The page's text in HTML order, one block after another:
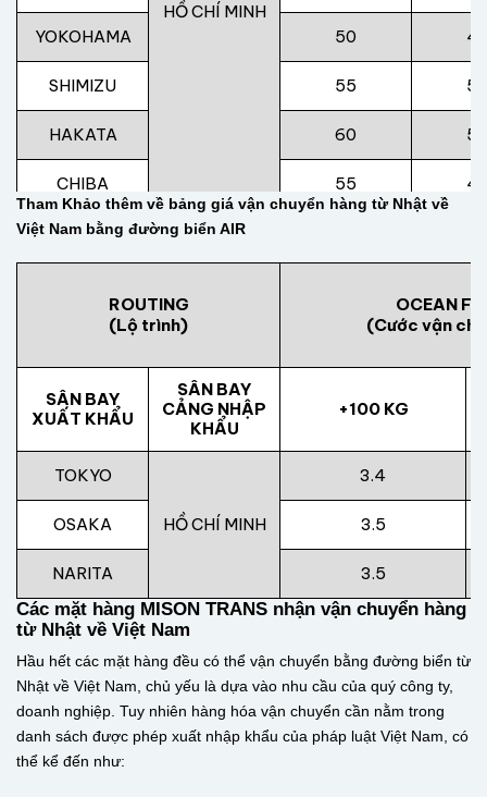
HỒ CHÍ MINH
YOKOHAMA 50
SHIMIZU 55 50
HAKATA 60 50
CHIBA 55
Tham Khảo thêm về bảng giá vận chuyển hàng từ Nhật về
Việt Nam bằng đường biển AIR
ROUTING
(Lộ trình)
OCEAN
(Cước vận
SÂN BAY
XUẤT KHẨU
SÂN BAY
CẢNG NHẬP
KHẨU
+100 KG
TOKYO
HỒ CHÍ MINH
3.4
OSAKA 3.5
NARITA 3.5
Các mặt hàng MISON TRANS nhận vận chuyển hàng
từ Nhật về Việt Nam
Hầu hết các mặt hàng đều có thể vận chuyển bằng đường biển từ
Nhật về Việt Nam, chủ yếu là dựa vào nhu cầu của quý công ty,
doanh nghiệp. Tuy nhiên hàng hóa vận chuyển cần nằm trong
danh sách được phép xuất nhập khẩu của pháp luật Việt Nam, có
thể kể đến như: